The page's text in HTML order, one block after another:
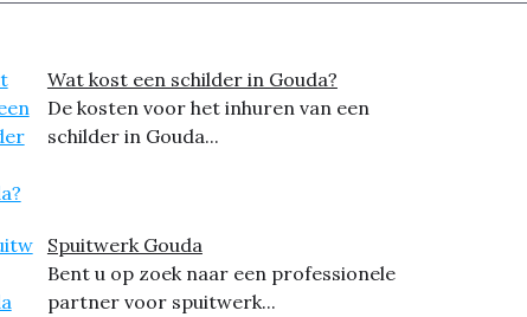
Wat kost een schilder in Gouda?
De kosten voor het inhuren van een
schilder in Gouda...
Spuitwerk Gouda
Bent u op zoek naar een professionele
partner voor spuitwerk...